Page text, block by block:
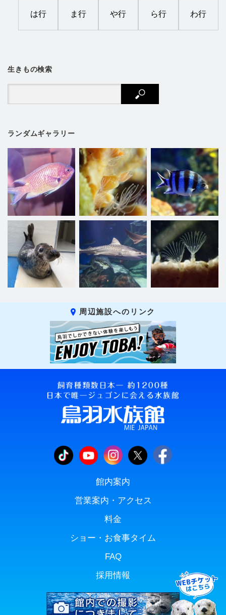
は行 ま行 や行 ら行 わ行
生きもの検索
ランダムギャラリー
周辺施設へのリンク
館内案内
営業案内・アクセス
料金
ショー・お食事タイム
FAQ
採用情報